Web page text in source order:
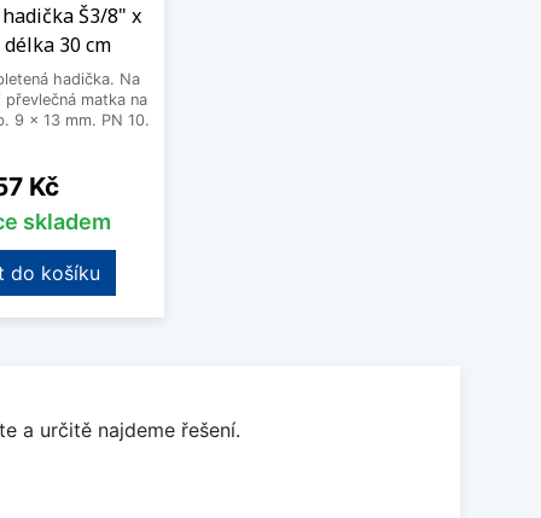
Š3/8" x
30 cm
hadička. Na
matka na
9 x 13 mm. PN 10.
Kč
skladem
do košíku
a určitě najdeme řešení.